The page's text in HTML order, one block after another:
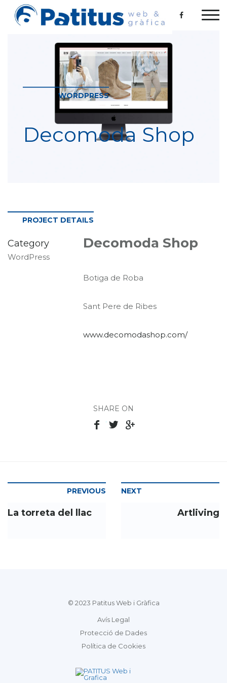
WORDPRESS
Decomoda Shop
PROJECT DETAILS
Category
WordPress
Decomoda Shop
Botiga de Roba
Sant Pere de Ribes
www.decomodashop.com/
SHARE ON
PREVIOUS
La torreta del llac
NEXT
Artliving
© 2023 Patitus Web i Gràfica
Avís Legal
Protecció de Dades
Política de Cookies